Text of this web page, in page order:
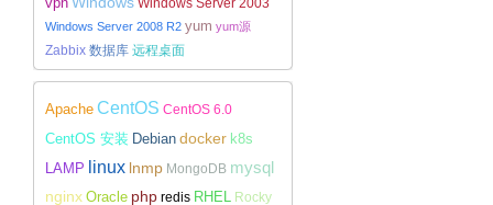
vpn
Windows Server 2008 R2 yum yum源
Zabbix 数据库 远程桌面
Apache CentOS CentOS 6.0
CentOS 安装 Debian docker k8s
LAMP linux lnmp MongoDB mysql
nginx Oracle php redis RHEL Rocky